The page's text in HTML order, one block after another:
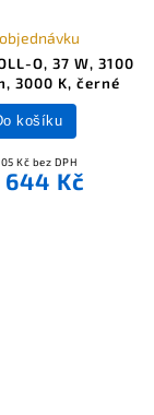
O, 37 W, 3100
3000 K, černé
Kč bez DPH
644 Kč
košíku